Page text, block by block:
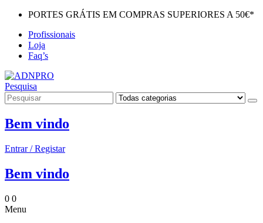
PORTES GRÁTIS EM COMPRAS SUPERIORES A 50€*
Profissionais
Loja
Faq’s
Pesquisa
Bem vindo
Entrar / Registar
Bem vindo
0 0
Menu